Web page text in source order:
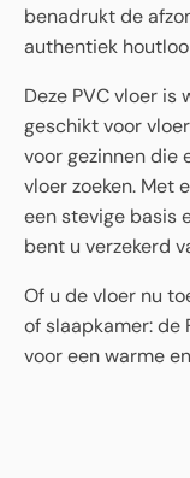
benadrukt de
authentiek
Deze PVC vloer
geschikt voor
voor gezinnen die
vloer zoeken. Met
een stevige basis
bent u verzekerd
Of u de vloer nu
of slaapkamer: de
voor een warme